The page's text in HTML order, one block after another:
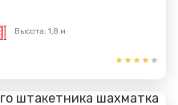
Высота: 1,8 м